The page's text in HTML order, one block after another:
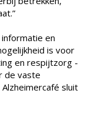
en
is voor
en respijtzorg -
de vaste
sluit